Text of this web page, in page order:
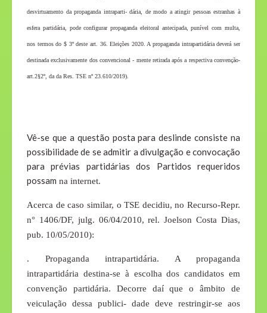
desvirtuamento da propaganda intraparti- dária, de modo a atingir pessoas estranhas à
esfera partidária, pode configurar propaganda eleitoral antecipada, punível com multa,
nos termos do $ 3º deste art. 36. Eleições 2020. A propaganda intrapartidária deverá ser
destinada exclusivamente dos convencional - mente retirada após a respectiva convenção-
art.2§2º, da da Res. TSE nº 23.610/2019).
Vê-se que a questão posta para deslinde consiste na
possibilidade de se admitir a divulgação e convocação
para prévias partidárias dos Partidos requeridos
possam na internet.
Acerca de caso similar, o TSE decidiu, no Recurso-Repr.
n° 1406/DF, julg. 06/04/2010, rel. Joelson Costa Dias,
pub. 10/05/2010):
. Propaganda intrapartidária. A propaganda
intrapartidária destina-se à escolha dos candidatos em
convenção partidária. Decorre daí que o âmbito de
veiculação dessa publici- dade deve restringir-se aos